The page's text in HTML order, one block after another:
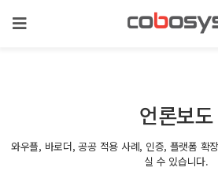
언론보도
와우플, 바로더, 공공 적용 사례, 인증, 플랫폼 확
실 수 있습니다.